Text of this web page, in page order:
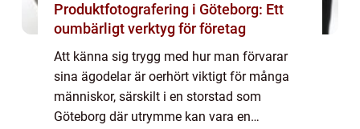
Produktfotografering i Göteborg: Ett
oumbärligt verktyg för företag
Att känna sig trygg med hur man förvarar
sina ägodelar är oerhört viktigt för många
människor, särskilt i en storstad som
Göteborg där utrymme kan vara en